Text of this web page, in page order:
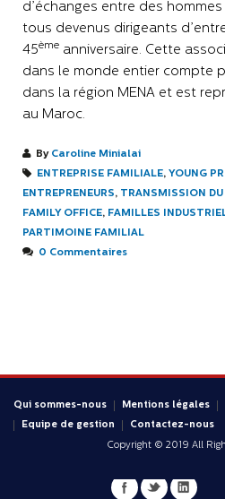
d’échanges entre des
tous devenus dirigeants
45ème anniversaire. Cette
dans le monde entier compte
dans la région MENA et est
au Maroc.
By Caroline Minialai
ENTREPRISE FAMILIALE, YOUNG
ENTREPRENEURS, TRANSMISSION
FAMILY OFFICE, FAMILLES
PARTIMOINE FAMILIAL
0 Commentaires
Qui sommes-nous Mentions légales
Equipe de gestion
Contactez-nous
Copyright © 2019 All